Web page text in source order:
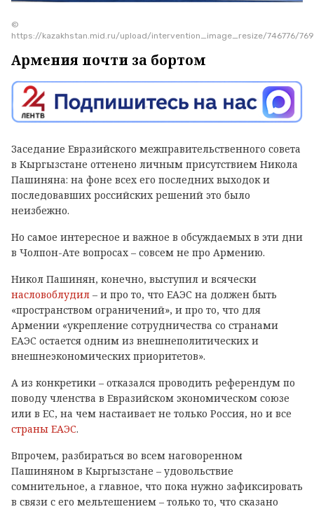
©
https://kazakhstan.mid.ru/upload/intervention_image_resize/746776/
Армения почти за бортом
Заседание Евразийского межправительственного совета
в Кыргызстане оттенено личным присутствием Никола
Пашиняна: на фоне всех его последних выходок и
последовавших российских решений это было
неизбежно.
Но самое интересное и важное в обсуждаемых в эти дни
в Чолпон-Ате вопросах – совсем не про Армению.
Никол Пашинян, конечно, выступил и всячески
насловоблудил – и про то, что ЕАЭС на должен быть
«пространством ограничений», и про то, что для
Армении «укрепление сотрудничества со странами
ЕАЭС остается одним из внешнеполитических и
внешнеэкономических приоритетов».
А из конкретики – отказался проводить референдум по
поводу членства в Евразийском экономическом союзе
или в ЕС, на чем настаивает не только Россия, но и все
страны ЕАЭС.
Впрочем, разбираться во всем наговоренном
Пашиняном в Кыргызстане – удовольствие
сомнительное, а главное, что пока нужно зафиксировать
в связи с его мельтешением – только то, что сказано